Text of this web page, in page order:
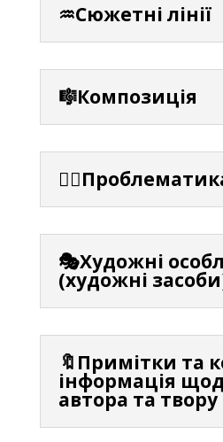
♒Сюжетні лінії
🎼Композиція
🎭Художні
(художні
🔖Примітки та
інформація
автора та твору